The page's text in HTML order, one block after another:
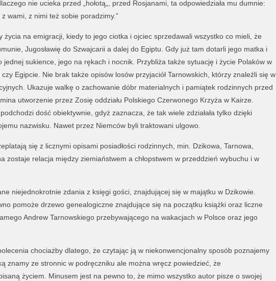
nie ucieka przed „hołotą„, przed Rosjanami, ta odpowiedziała mu dumnie:
wami, z nimi też sobie poradzimy.”
życia na emigracji, kiedy to jego ciotka i ojciec sprzedawali wszystko co mieli, że
Jugosławię do Szwajcarii a dalej do Egiptu. Gdy już tam dotarli jego matka i
jednej sukience, jego na rękach i nocnik. Przybliża także sytuację i życie Polaków w
Egipcie. Nie brak także opisów losów przyjaciół Tarnowskich, którzy znaleźli się w
Ukazuje walkę o zachowanie dóbr materialnych i pamiątek rodzinnych przed
utworzenie przez Zosię oddziału Polskiego Czerwonego Krzyża w Kairze.
dość obiektywnie, gdyż zaznacza, że tak wiele zdziałała tylko dzięki
nazwisku. Nawet przez Niemców byli traktowani ulgowo.
się z licznymi opisami posiadłości rodzinnych, min. Dzikowa, Tarnowa,
zostaje relacja między ziemiaństwem a chłopstwem w przeddzień wybuchu i w
niejednokrotnie zdania z księgi gości, znajdującej się w majątku w Dzikowie.
pomoże drzewo genealogiczne znajdujące się na początku książki oraz liczne
Andrew Tarnowskiego przebywającego na wakacjach w Polsce oraz jego
chociażby dlatego, że czytając ją w niekonwencjonalny sposób poznajemy
znamy ze stronnic w podręczniku ale można wręcz powiedzieć, że
życiem. Minusem jest na pewno to, że mimo wszystko autor pisze o swojej